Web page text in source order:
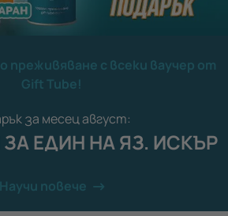
преживяване с всеки ваучер от
Gift Tube!
за месец август:
ЕДИН НА ЯЗ. ИСКЪР
Научи повече